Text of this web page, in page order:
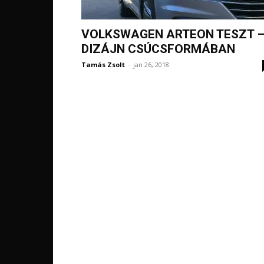
VOLKSWAGEN ARTEON TESZT
DIZÁJN CSÚCSFORMÁBAN
Tamás Zsolt - jan 26, 2018